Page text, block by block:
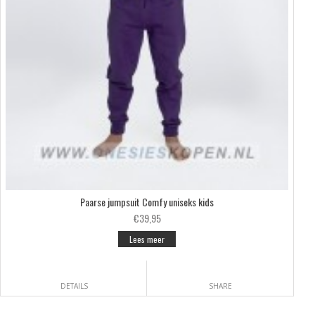
Paarse jumpsuit Comfy uniseks kids
€39,95
Lees meer
DETAILS SHARE